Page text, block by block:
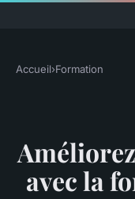
Accueil›Formation
avec la